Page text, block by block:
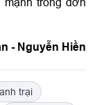
- Nguyễn Hiền
trại